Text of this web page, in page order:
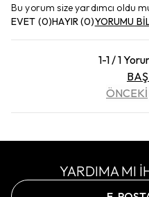
Bu yorum size yardımcı oldu
EVET (0)HAYIR(0)YORUMU
1-1 / 1
ÖNCEKİ
YARDIMA MI